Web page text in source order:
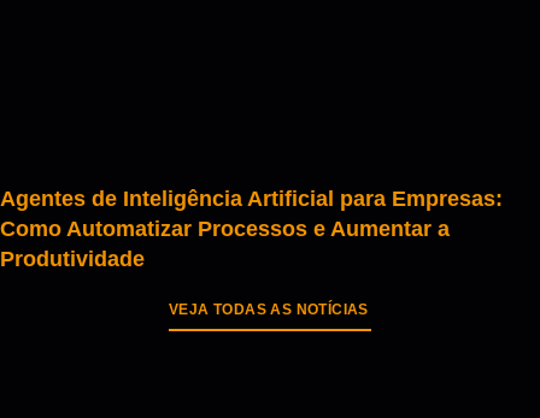
Agentes de Inteligência Artificial para Empresas:
Como Automatizar Processos e Aumentar a
Produtividade
VEJA TODAS AS NOTÍCIAS